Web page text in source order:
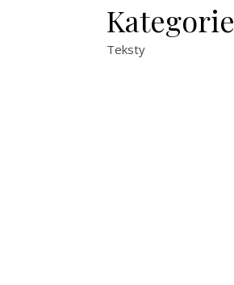
Kategorie
Teksty